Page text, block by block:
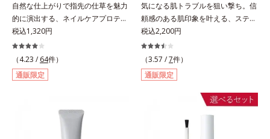
眉山から眉尻へ描き、眉頭を整えま
す。③最後に、スクリューブラシで
全体を軽くぼかします。■ヒゲやも
みあげに使用する場合①付属のスク
リューブラシで毛流れを整えた後、
軸先の細い方を使って毛を一本ずつ
書き足すように足りない部分や整え
たい部分を描きます。②最後に毛流
れに沿ってスクリューブラシで軽く
自然な仕上がりで指先の仕草を魅力
的に演出する、ネイルケアプロテク
ター。ハーフマットな仕上がりで自
爪をきれいに整え、日常の何気ない
手元・指先の仕草を魅力的に演出す
る、ネイルケアプロテクターで
す。“塗ってる感”がなく、自爪をナ
するだけ。スピーディマット処方で
すばやく乾き、何かと目に触れがち
税込1,320円
（4.23 / 64件）
通販限定
気になる肌トラブルを狙い撃ち。信
頼感のある肌印象を叶える、スティ
ックコンシーラー。自然な仕上がり
とカバー力を両立させた、スティッ
ク状のコンシーラーです。「6mm
口径スポットシューター設計」で、
まるでバスケのシュートを決めるよ
うに、突然のニキビやシミ、クマな
どの肌トラブルを簡単に狙い撃ち。
線を描くように気になる部分を塗り
つぶし、指でやさしくなじませるだ
税込2,200円
（3.57 /7件）
通販限定